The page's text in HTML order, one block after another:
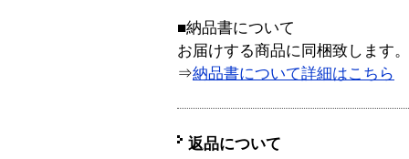
■納品書について
お届けする商品に同梱致します。
⇒納品書について詳細はこちら
返品について